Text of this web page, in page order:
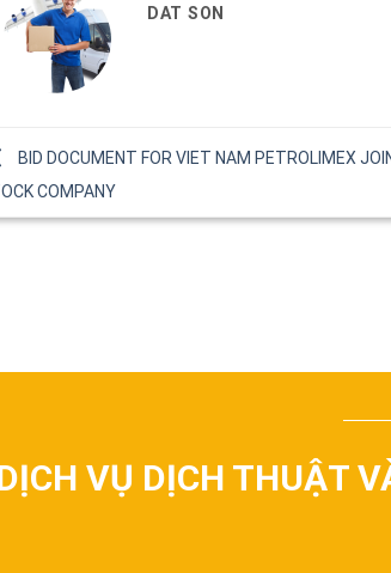
DAT SON
BID DOCUMENT FOR VIET NAM PETROLIMEX
COMPANY
VỤ DỊCH THUẬT